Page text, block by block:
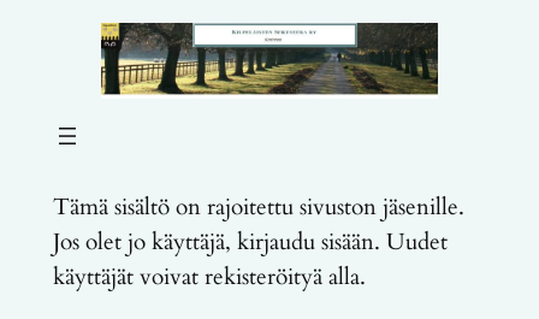
Tämä sisältö on rajoitettu sivuston jäsenille.
Jos olet jo käyttäjä, kirjaudu sisään. Uudet
käyttäjät voivat rekisteröityä alla.